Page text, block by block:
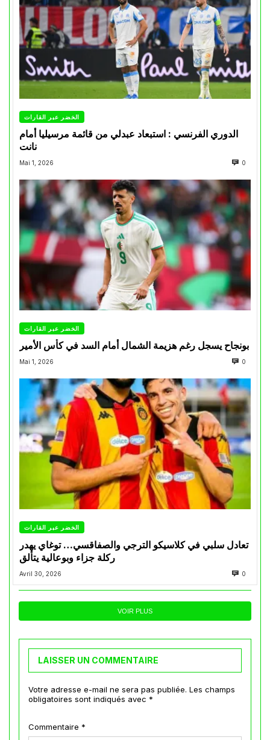
الخضر عبر القارات
الدوري الفرنسي : استبعاد عبدلي من قائمة مرسيليا أمام
نانت
Mai 1, 2026 0
الخضر عبر القارات
بونجاح يسجل رغم هزيمة الشمال أمام السد في كأس الأمير
Mai 1, 2026 0
الخضر عبر القارات
تعادل سلبي في كلاسيكو الترجي والصفاقسي… توغاي يهدر
ركلة جزاء وبوعالية يتألق
Avril 30, 2026 0
VOIR PLUS
LAISSER UN COMMENTAIRE
Votre adresse e-mail ne sera pas publiée. Les champs
obligatoires sont indiqués avec *
Commentaire *